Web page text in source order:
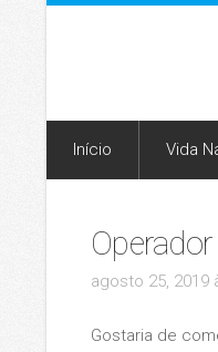
Início Vida
agosto 25, 2019
Gostaria de